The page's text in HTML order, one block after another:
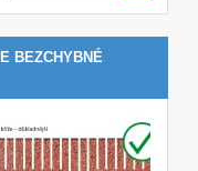
BEZCHYBNÉ